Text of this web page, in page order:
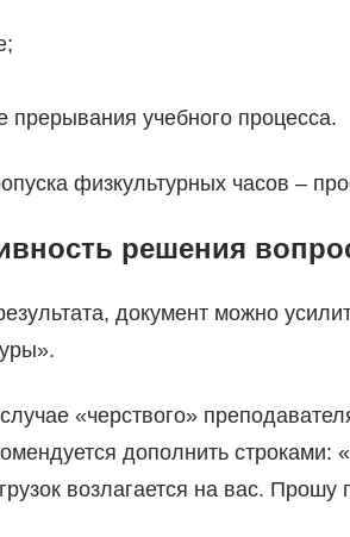
учебного процесса.
физкультурных часов –
решения
документ можно
«черствого»
дополнить строками:
возлагается на вас. Прошу